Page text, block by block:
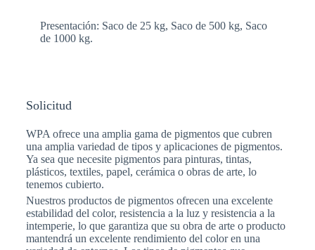
Presentación: Saco de 25 kg, Saco de 500 kg, Saco
de 1000 kg.
Solicitud
WPA ofrece una amplia gama de pigmentos que cubren
una amplia variedad de tipos y aplicaciones de pigmentos.
Ya sea que necesite pigmentos para pinturas, tintas,
plásticos, textiles, papel, cerámica o obras de arte, lo
tenemos cubierto.
Nuestros productos de pigmentos ofrecen una excelente
estabilidad del color, resistencia a la luz y resistencia a la
intemperie, lo que garantiza que su obra de arte o producto
mantendrá un excelente rendimiento del color en una